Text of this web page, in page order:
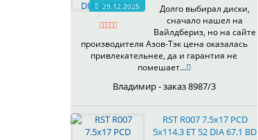
29.12.2025
Долго выбирал диски,
сначало нашел на
Вайлдбериз, но на сайте
производителя Азов-Тэк цена оказалась
привлекательнее, да и гарантия не
помешает...
Владимир - заказ 8987/3
RST R007 7.5x17 PCD
5x114.3 ET 52 DIA 67.1 BD